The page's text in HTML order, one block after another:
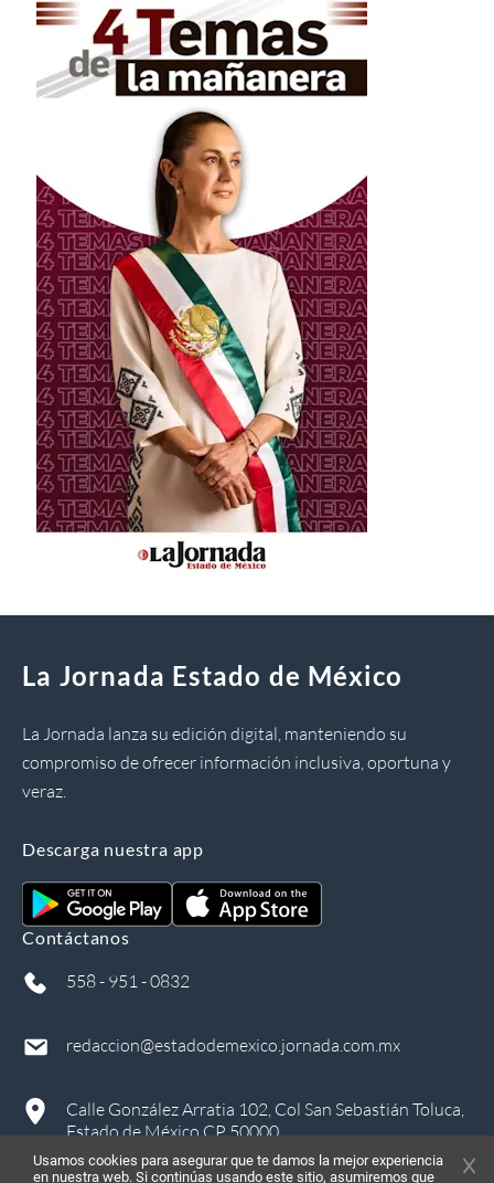
La Jornada Estado de México
La Jornada lanza su edición digital, manteniendo su
compromiso de ofrecer información inclusiva, oportuna y
veraz.
Descarga nuestra app
Contáctanos
558 - 951 - 0832
redaccion@estadodemexico.jornada.com.mx
Calle González Arratia 102, Col San Sebastián Toluca,
Estado de México CP 50000
Usamos cookies para asegurar que te damos la mejor experiencia
en nuestra web. Si continúas usando este sitio, asumiremos que